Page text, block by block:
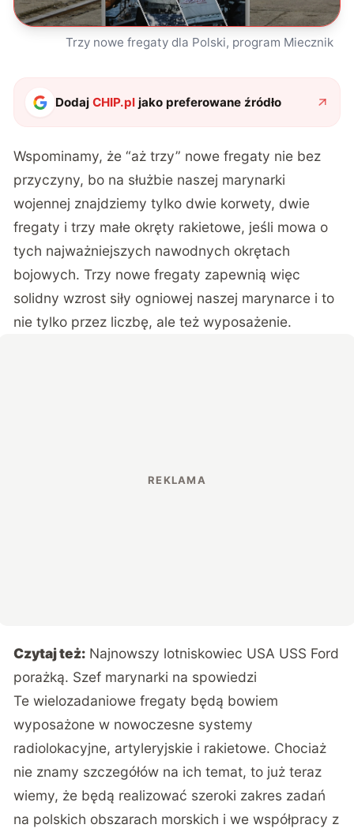
Trzy nowe fregaty dla Polski, program Miecznik
DodajCHIP.pl jako preferowane źródło
Wspominamy, że “aż trzy” nowe fregaty nie bez
przyczyny, bo na służbie naszej marynarki
wojennej znajdziemy tylko dwie korwety, dwie
fregaty i trzy małe okręty rakietowe, jeśli mowa o
tych najważniejszych nawodnych okrętach
bojowych. Trzy nowe fregaty zapewnią więc
solidny wzrost siły ogniowej naszej marynarce i to
nie tylko przez liczbę, ale też wyposażenie.
Czytaj też: Najnowszy lotniskowiec USA USS Ford
porażką. Szef marynarki na spowiedzi
Te wielozadaniowe fregaty będą bowiem
wyposażone w nowoczesne systemy
radiolokacyjne, artyleryjskie i rakietowe. Chociaż
nie znamy szczegółów na ich temat, to już teraz
wiemy, że będą realizować szeroki zakres zadań
na polskich obszarach morskich i we współpracy z